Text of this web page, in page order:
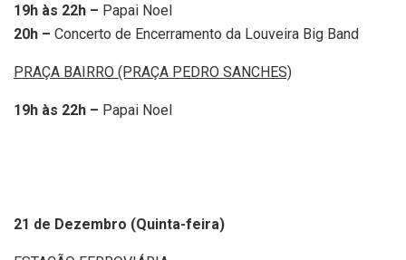
19h às 22h – Papai Noel
20h – Concerto de Encerramento da Louveira Big Band
PRAÇA BAIRRO (PRAÇA PEDRO SANCHES)
19h às 22h – Papai Noel
21 de Dezembro (Quinta-feira)